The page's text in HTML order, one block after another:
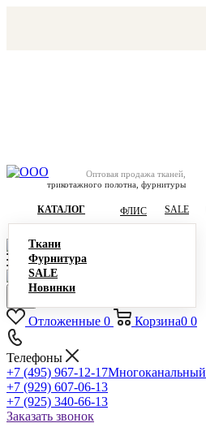
Оптовая продажа тканей,
трикотажного полотна, фурнитуры
КАТАЛОГ
Ткани
Фурнитура
SALE
Новинки
ФЛИС SALE
Отложенные 0 Корзина0 0
Телефоны
+7 (495) 967-12-17Многоканальный
+7 (929) 607-06-13
+7 (925) 340-66-13
Заказать звонок